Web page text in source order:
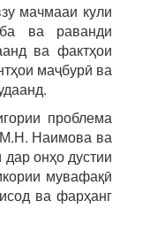
мачмааи кули
ва раванди
ва фактҳои
маҷбурӣ ва
проблема
М.Н. Наимова ва
онҳо дустии
мувафақӣ
ва фарҳанг